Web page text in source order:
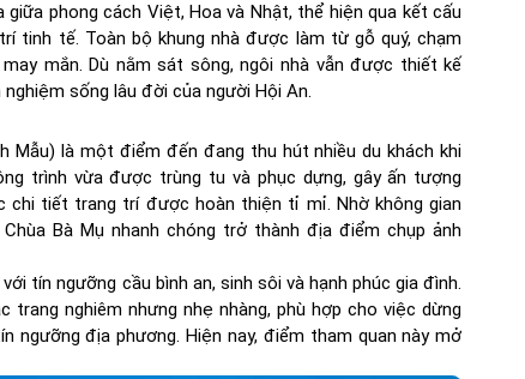
phong cách Việt, Hoa và Nhật, thể hiện qua kết cấu
tinh tế. Toàn bộ khung nhà được làm từ gỗ quý, chạm
mắn. Dù nằm sát sông, ngôi nhà vẫn được thiết kế
sống lâu đời của người Hội An.
Mẫu) là một điểm đến đang thu hút nhiều du khách khi
trình vừa được trùng tu và phục dựng, gây ấn tượng
tiết trang trí được hoàn thiện tỉ mỉ. Nhờ không gian
Bà Mụ nhanh chóng trở thành địa điểm chụp ảnh
tín ngưỡng cầu bình an, sinh sôi và hạnh phúc gia đình.
trang nghiêm nhưng nhẹ nhàng, phù hợp cho việc dừng
ngưỡng địa phương. Hiện nay, điểm tham quan này mở